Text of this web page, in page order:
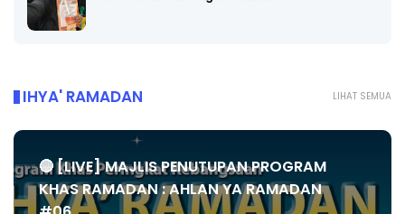
LIHAT SEMUA
IHYA' RAMADAN
🔴 [LIVE] MAJLIS PENUTUPAN PROGRAM
KHAS RAMADAN : AHLAN YA RAMADAN